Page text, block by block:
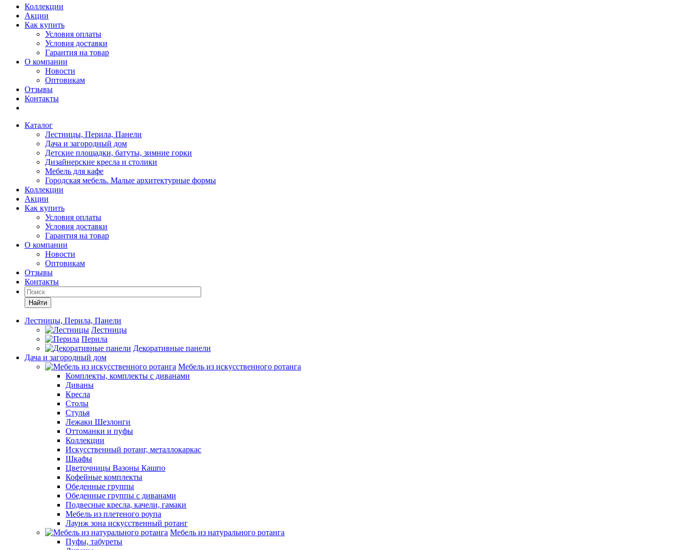
Коллекции
Акции
Как купить
Условия оплаты
Условия доставки
Гарантия на товар
О компании
Новости
Оптовикам
Отзывы
Контакты
Каталог
Лестницы, Перила, Панели
Дача и загородный дом
Детские площадки, батуты, зимние горки
Дизайнерские кресла и столики
Мебель для кафе
Городская мебель. Малые архитектурные формы
Коллекции
Акции
Как купить
Условия оплаты
Условия доставки
Гарантия на товар
О компании
Новости
Оптовикам
Отзывы
Контакты
Найти
Лестницы, Перила, Панели
Лестницы
Перила
Декоративные панели
Дача и загородный дом
Мебель из искусственного ротанга
Комплекты, комплекты с диванами
Диваны
Кресла
Столы
Стулья
Лежаки Шезлонги
Оттоманки и пуфы
Коллекции
Искусственный ротанг, металлокаркас
Шкафы
Цветочницы Вазоны Кашпо
Кофейные комплекты
Обеденные группы
Обеденные группы с диванами
Подвесные кресла, качели, гамаки
Мебель из плетеного роупа
Лаунж зона искусственный ротанг
Мебель из натурального ротанга
Пуфы, табуреты